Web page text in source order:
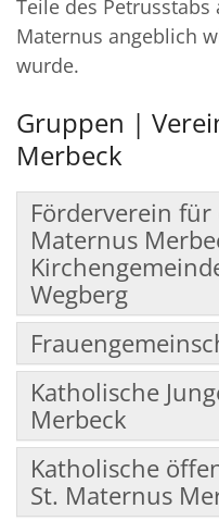
Teile des
Maternus angeblich
wurde.
Gruppen |
Merbeck
Förderverein für
Maternus
Wegberg
Katholische
Merbeck
Katholische
St. Maternus